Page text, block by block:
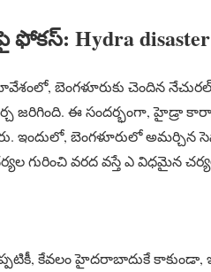
Hydra disaster
బెంగళూరుకు చెందిన
జరిగింది. ఈ సందర్భంగా,
ఇందులో, బెంగళూరులో అమర్చిన
గురించి వరద వస్తే ఎ విధమైన
కేవలం హైదరాబాదుకే కాకుండా,